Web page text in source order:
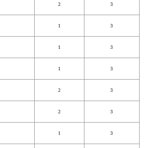
2 3
1 3
1 3
1 3
2 3
2 3
1 3